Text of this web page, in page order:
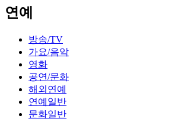
연예
방송/TV
가요/음악
영화
공연/문화
해외연예
연예일반
문화일반